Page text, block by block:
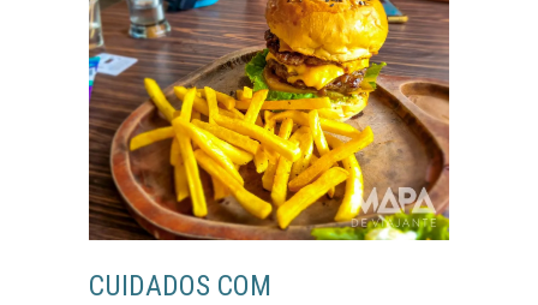
CUIDADOS COM